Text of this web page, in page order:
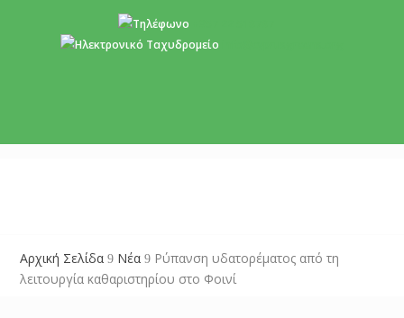
Αρχική Σελίδα 9 Νέα 9 Ρύπανση υδατορέματος από τη
λειτουργία καθαριστηρίου στο Φοινί